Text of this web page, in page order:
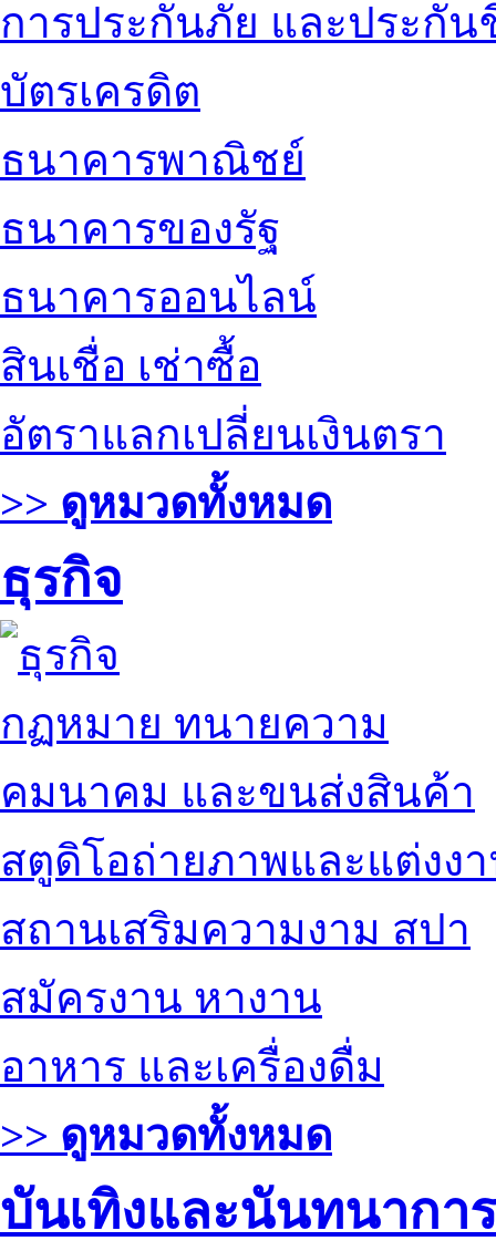
การประกันภัย และประกัน
บัตรเครดิต
ธนาคารพาณิชย์
ธนาคารของรัฐ
ธนาคารออนไลน์
สินเชื่อ เช่าซื้อ
อัตราแลกเปลี่ยนเงินตรา
>> ดูหมวดทั้งหมด
ธุรกิจ
กฏหมาย ทนายความ
คมนาคม และขนส่งสินค้า
สตูดิโอถ่ายภาพและแต่งง
สถานเสริมความงาม สปา
สมัครงาน หางาน
อาหาร และเครื่องดื่ม
>> ดูหมวดทั้งหมด
บันเทิงและนันทนาการ